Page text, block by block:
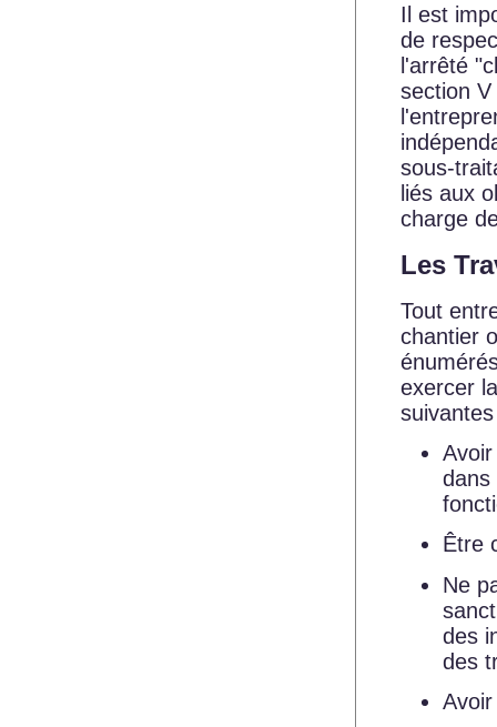
Il est
de
l'arrêté
section
sous-
liés aux
charge
Les
Tout
chantier
exercer
dans
Être
Ne
des
des